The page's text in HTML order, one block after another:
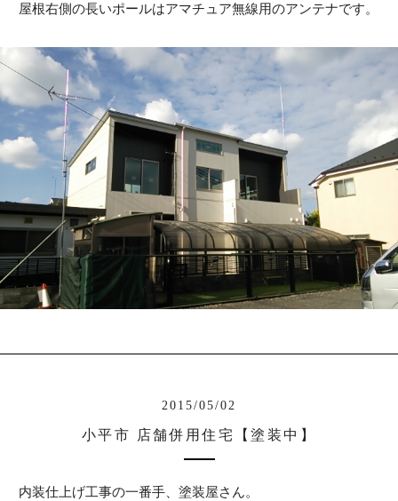
屋根右側の長いポールはアマチュア無線用のアンテナです。
2015/05/02
小平市 店舗併用住宅【塗装中】
内装仕上げ工事の一番手、塗装屋さん。